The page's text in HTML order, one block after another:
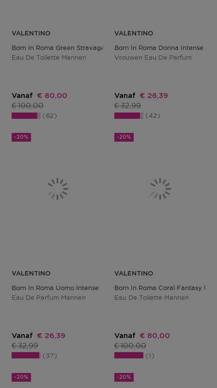
VALENTINO
Born In Roma Green Stravaganza Uomo
Eau De Toilette Mannen
Vanaf Kortingsprijs
€ 80,00
Productprijs
€ 100,00
62
VALENTINO
Born In Roma Donna Intense
Vrouwen Eau De Parfum
Vanaf Kortingsprijs
€ 26,39
Productprijs
€ 32,99
42
-20%
VALENTINO
Born In Roma Uomo Intense
Eau De Parfum Mannen
Vanaf Kortingsprijs
€ 26,39
Productprijs
€ 32,99
37
-20%
VALENTINO
Born In Roma Coral Fantasy
Eau De Toilette Mannen
Vanaf Kortingsprijs
€ 80,00
Productprijs
€ 100,00
1
-20% -20%